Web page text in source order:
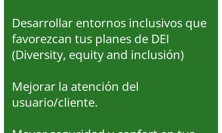
Desarrollar entornos inclusivos que
favorezcan tus planes de DEI
(Diversity, equity and inclusión)
Mejorar la atención del
usuario/cliente.